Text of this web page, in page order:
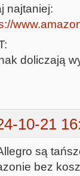
najtaniej:
doliczają
10-21
są
bez